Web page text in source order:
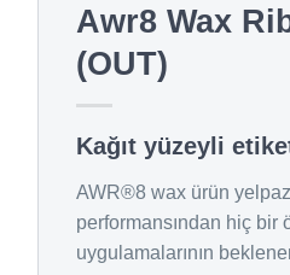
Awr8 Wax
(OUT)
Kağıt yüzeyli
AWR®8 wax ürün
performansından hiç
uygulamalarının